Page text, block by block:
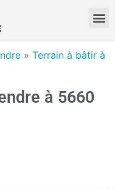
» Terrain à bâtir à
à 5660